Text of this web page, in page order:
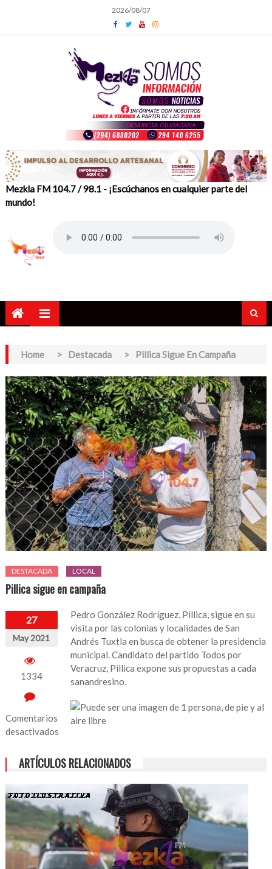
content
2026/08/07
Mezkla FM 104.7 / 98.1 - ¡Escúchanos en cualquier parte del
mundo!
Home > Destacada > Pillica Sigue En Campaña
DESTACADA LOCAL
Pillica sigue en campaña
27
May 2021
1334
Comentarios
desactivados
Pillica
en
campaña
Pedro González Rodríguez, Pillica, sigue en su
visita por las colonias y localidades de San
Andrés Tuxtla en busca de obtener la presidencia
municipal. Candidato del partido Todos por
Veracruz, Pillica expone sus propuestas a cada
sanandresino.
ARTÍCULOS RELACIONADOS